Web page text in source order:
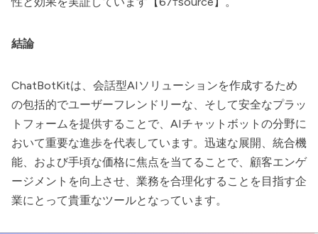
結論
ChatBotKitは、会話型AIソリューションを作成するため
の包括的でユーザーフレンドリーな、そして安全なプラッ
トフォームを提供することで、AIチャットボットの分野に
おいて重要な進歩を代表しています。迅速な展開、統合機
能、および手頃な価格に焦点を当てることで、顧客エンゲ
ージメントを向上させ、業務を合理化することを目指す企
業にとって貴重なツールとなっています。